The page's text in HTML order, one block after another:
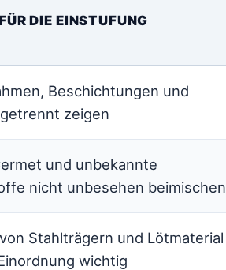
DIE EINSTUFUNG
Beschichtungen und
zeigen
und unbekannte
nicht unbesehen beimischen
Stahlträgern und Lötmaterial
wichtig